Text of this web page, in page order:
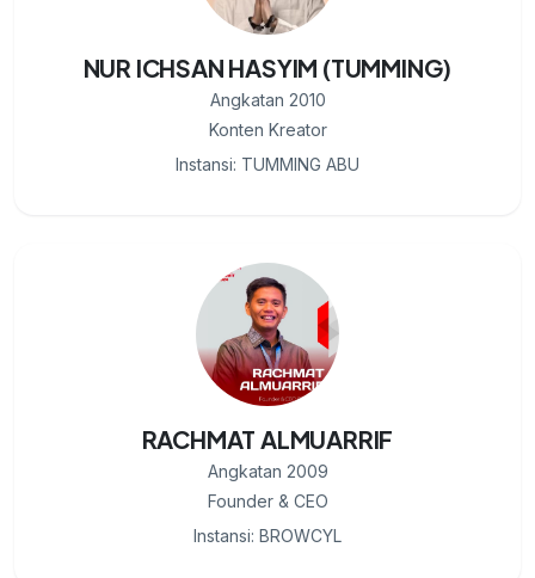
NUR ICHSAN HASYIM (TUMMING)
Angkatan 2010
Konten Kreator
Instansi: TUMMING ABU
RACHMAT ALMUARRIF
Angkatan 2009
Founder & CEO
Instansi: BROWCYL